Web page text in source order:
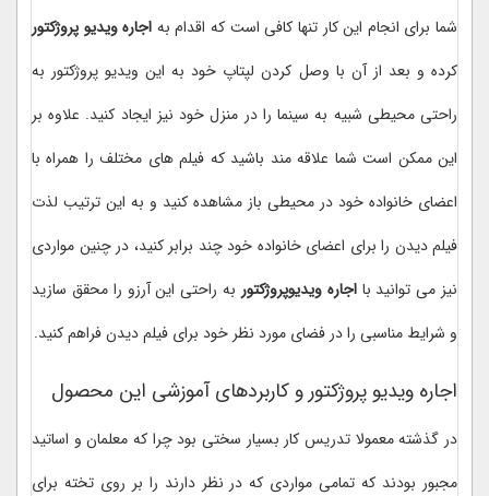
شما برای انجام این کار تنها کافی است که اقدام به اجاره ویدیو پروژکتور
کرده و بعد از آن با وصل کردن لپتاپ خود به این ویدیو پروژکتور به
راحتی محیطی شبیه به سینما را در منزل خود نیز ایجاد کنید. علاوه بر
این ممکن است شما علاقه مند باشید که فیلم های مختلف را همراه با
اعضای خانواده خود در محیطی باز مشاهده کنید و به این ترتیب لذت
فیلم دیدن را برای اعضای خانواده خود چند برابر کنید، در چنین مواردی
نیز می توانید بااجاره ویدیوپروژکتور به راحتی این آرزو را محقق سازید
و شرایط مناسبی را در فضای مورد نظر خود برای فیلم دیدن فراهم کنید.
اجاره ویدیو پروژکتور و کاربردهای آموزشی این محصول
در گذشته معمولا تدریس کار بسیار سختی بود چرا که معلمان و اساتید
مجبور بودند که تمامی مواردی که در نظر دارند را بر روی تخته برای